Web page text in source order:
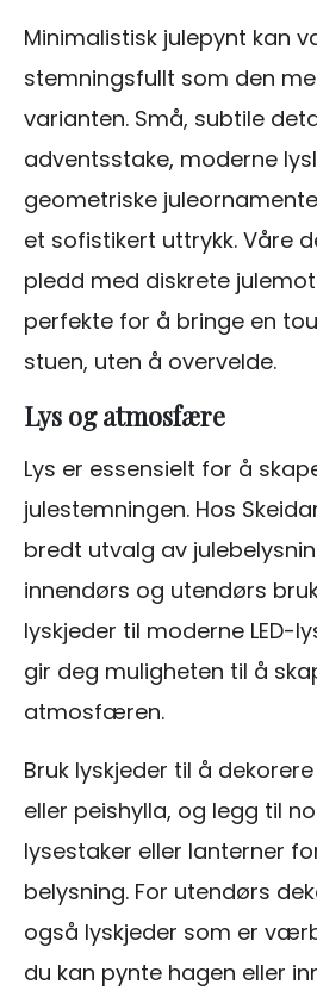
Minimalistisk julepynt kan
stemningsfullt som den
varianten. Små, subtile
adventsstake, moderne
geometriske
et sofistikert uttrykk. Våre
pledd med diskrete
perfekte for å bringe en
stuen, uten å overvelde.
Lys og atmosfære
Lys er essensielt for å
julestemningen. Hos
bredt utvalg av
innendørs og utendørs
lyskjeder til moderne LED-
gir deg muligheten til å
atmosfæren.
Bruk lyskjeder til å
eller peishylla, og legg til
lysestaker eller lanterner
belysning. For utendørs
også lyskjeder som er
du kan pynte hagen eller